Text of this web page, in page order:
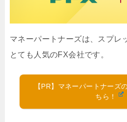
マネーパートナーズは、スプレ
とても人気のFX会社です。
【PR】マネーパートナーズ
ちら！